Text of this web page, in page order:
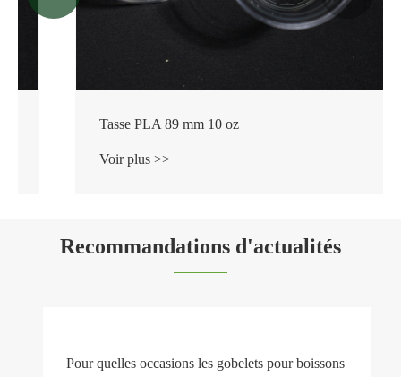
Tasse PLA 89 mm 10 oz
Voir plus >>
Recommandations d'actualités